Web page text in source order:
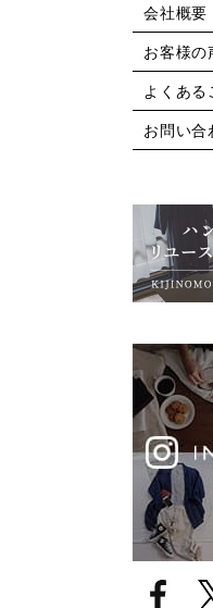
会社概要
お客様の
よくある
お問い合